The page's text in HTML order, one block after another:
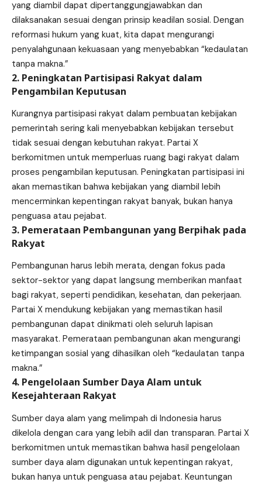
yang diambil dapat dipertanggungjawabkan dan
dilaksanakan sesuai dengan prinsip keadilan sosial. Dengan
reformasi hukum yang kuat, kita dapat mengurangi
penyalahgunaan kekuasaan yang menyebabkan “kedaulatan
tanpa makna.”
2. Peningkatan Partisipasi Rakyat dalam
Pengambilan Keputusan
Kurangnya partisipasi rakyat dalam pembuatan kebijakan
pemerintah sering kali menyebabkan kebijakan tersebut
tidak sesuai dengan kebutuhan rakyat. Partai X
berkomitmen untuk memperluas ruang bagi rakyat dalam
proses pengambilan keputusan. Peningkatan partisipasi ini
akan memastikan bahwa kebijakan yang diambil lebih
mencerminkan kepentingan rakyat banyak, bukan hanya
penguasa atau pejabat.
3. Pemerataan Pembangunan yang Berpihak pada
Rakyat
Pembangunan harus lebih merata, dengan fokus pada
sektor-sektor yang dapat langsung memberikan manfaat
bagi rakyat, seperti pendidikan, kesehatan, dan pekerjaan.
Partai X mendukung kebijakan yang memastikan hasil
pembangunan dapat dinikmati oleh seluruh lapisan
masyarakat. Pemerataan pembangunan akan mengurangi
ketimpangan sosial yang dihasilkan oleh “kedaulatan tanpa
makna.”
4. Pengelolaan Sumber Daya Alam untuk
Kesejahteraan Rakyat
Sumber daya alam yang melimpah di Indonesia harus
dikelola dengan cara yang lebih adil dan transparan. Partai X
berkomitmen untuk memastikan bahwa hasil pengelolaan
sumber daya alam digunakan untuk kepentingan rakyat,
bukan hanya untuk penguasa atau pejabat. Keuntungan